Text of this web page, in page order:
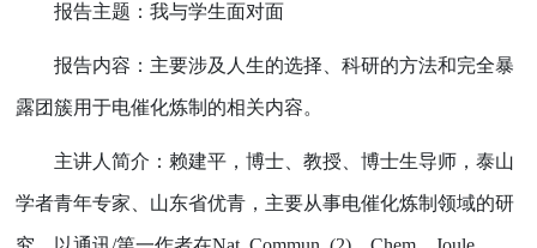
报告主题：我与学生面对面
报告内容：主要涉及人生的选择、科研的方法和完全暴
露团簇用于电催化炼制的相关内容。
主讲人简介：赖建平，博士、教授、博士生导师，泰山
学者青年专家、山东省优青，主要从事电催化炼制领域的研